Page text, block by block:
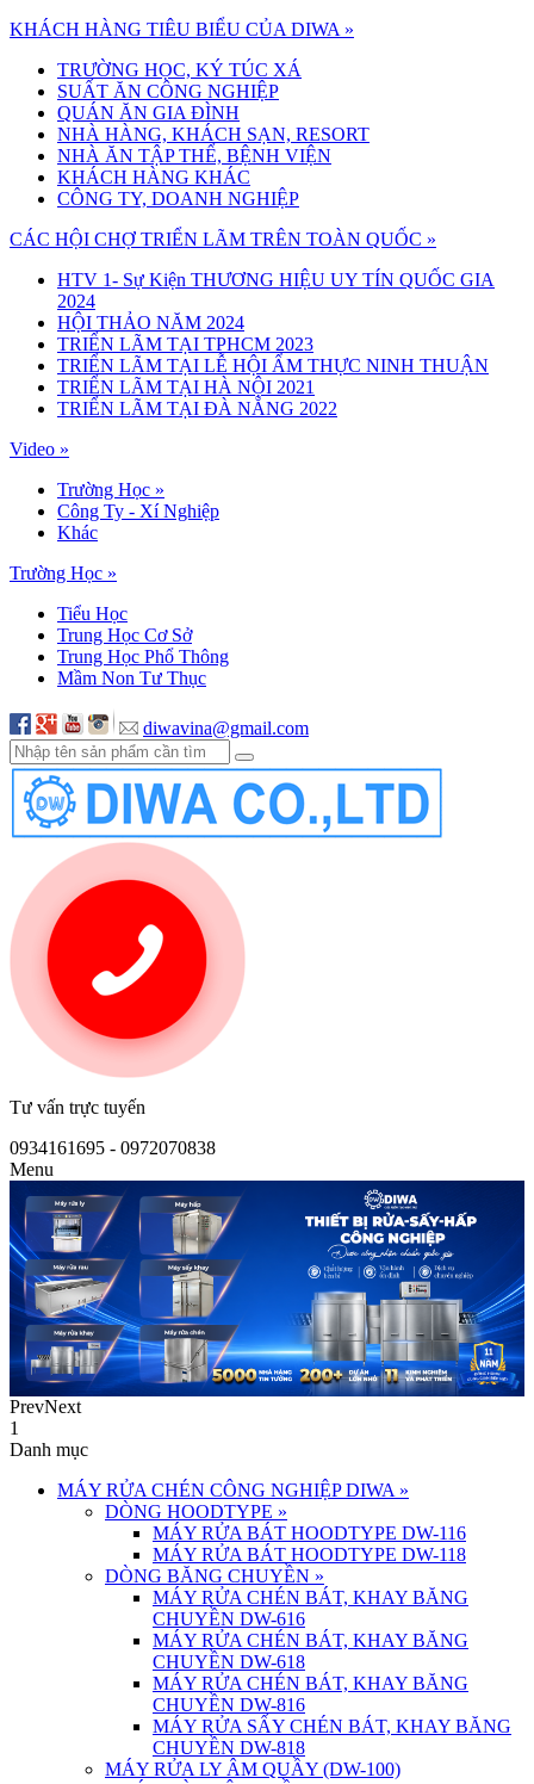
KHÁCH HÀNG TIÊU BIỂU CỦA DIWA »
TRƯỜNG HỌC, KÝ TÚC XÁ
SUẤT ĂN CÔNG NGHIỆP
QUÁN ĂN GIA ĐÌNH
NHÀ HÀNG, KHÁCH SẠN, RESORT
NHÀ ĂN TẬP THỂ, BỆNH VIỆN
KHÁCH HÀNG KHÁC
CÔNG TY, DOANH NGHIỆP
CÁC HỘI CHỢ TRIỂN LÃM TRÊN TOÀN QUỐC »
HTV 1- Sự Kiện THƯƠNG HIỆU UY TÍN QUỐC GIA
2024
HỘI THẢO NĂM 2024
TRIỂN LÃM TẠI TPHCM 2023
TRIỂN LÃM TẠI LỄ HỘI ẨM THỰC NINH THUẬN
TRIỂN LÃM TẠI HÀ NỘI 2021
TRIỂN LÃM TẠI ĐÀ NẴNG 2022
Video »
Trường Học »
Công Ty - Xí Nghiệp
Khác
Trường Học »
Tiểu Học
Trung Học Cơ Sở
Trung Học Phổ Thông
Mầm Non Tư Thục
diwavina@gmail.com
Tư vấn trực tuyến
0934161695 - 0972070838
Menu
PrevNext
1
Danh mục
MÁY RỬA CHÉN CÔNG NGHIỆP DIWA »
DÒNG HOODTYPE »
MÁY RỬA BÁT HOODTYPE DW-116
MÁY RỬA BÁT HOODTYPE DW-118
DÒNG BĂNG CHUYỀN »
MÁY RỬA CHÉN BÁT, KHAY BĂNG
CHUYỀN DW-616
MÁY RỬA CHÉN BÁT, KHAY BĂNG
CHUYỀN DW-618
MÁY RỬA CHÉN BÁT, KHAY BĂNG
CHUYỀN DW-816
MÁY RỬA SẤY CHÉN BÁT, KHAY BĂNG
CHUYỀN DW-818
MÁY RỬA LY ÂM QUẦY (DW-100)